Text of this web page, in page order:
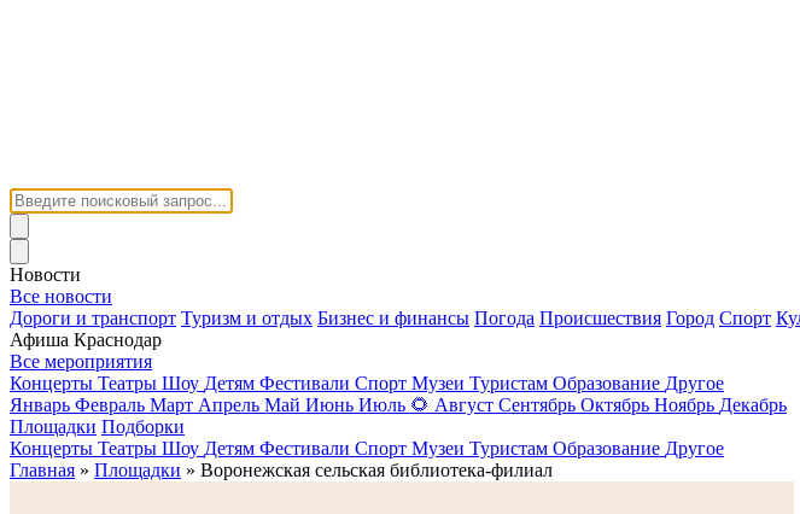
Новости
Все новости
Дороги и транспорт Туризм и отдых Бизнес и финансы Погода Происшествия Город Спорт
Афиша Краснодар
Все мероприятия
Концерты Театры Шоу Детям Фестивали Спорт Музеи Туристам Образование Другое
Январь Февраль Март Апрель Май Июнь Июль 🌻 Август Сентябрь Октябрь Ноябрь Декабрь
Площадки Подборки
Концерты Театры Шоу Детям Фестивали Спорт Музеи Туристам Образование Другое
Главная » Площадки » Воронежская сельская библиотека-филиал